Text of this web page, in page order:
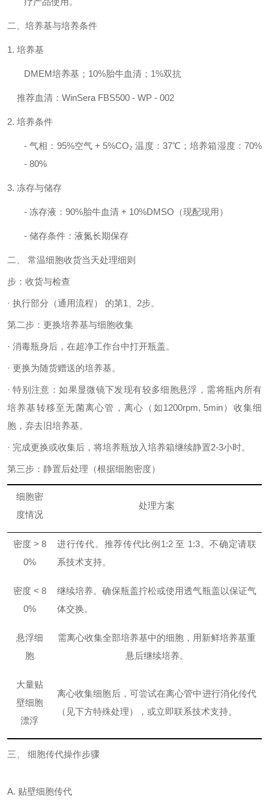
二、培养基与培养条件
1. 培养基
DMEM培养基；10%胎牛血清；1%双抗
推荐血清： WinSera FBS500 - WP - 002
2. 培养条件
- 气相：95%空气 + 5%CO₂ 温度：37℃；培养箱湿度：70%
- 80%
3. 冻存与储存
- 冻存液：90%胎牛血清 + 10%DMSO（现配现用）
- 储存条件：液氮长期保存
二、 常温细胞收货当天处理细则
步：收货与检查
· 执行部分（通用流程） 的第1、2步。
第二步：更换培养基与细胞收集
· 消毒瓶身后，在超净工作台中打开瓶盖。
· 更换为随货赠送的培养基。
· 特别注意：如果显微镜下发现有较多细胞悬浮，需将瓶内所有
培养基转移至无菌离心管，离心（如1200rpm, 5min）收集细
胞，弃去旧培养基。
· 完成更换或收集后，将培养瓶放入培养箱继续静置2-3小时。
第三步：静置后处理（根据细胞密度）
细胞密
度情况
处理方案
密度 > 8
0%
进行传代。推荐传代比例1:2 至 1:3。不确定请联
系技术支持。
密度 < 8
0%
继续培养。确保瓶盖拧松或使用透气瓶盖以保证气
体交换。
悬浮细
胞
需离心收集全部培养基中的细胞，用新鲜培养基重
悬后继续培养。
大量贴
壁细胞
漂浮
离心收集细胞后，可尝试在离心管中进行消化传代
（见下方特殊处理），或立即联系技术支持。
三、 细胞传代操作步骤
A. 贴壁细胞传代